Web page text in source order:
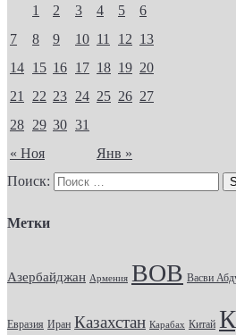
« Ноя Янв »
1 2 3 4 5
6
7
8 9 10 11 12 13
14 15 16 17 18 19 20
21
22 23 24 25 26 27
28 29 30 31
Поиск:
Метки
Азербайджан Армения ВОВ Васви
Евразия Иран Казахстан Карабах Китай